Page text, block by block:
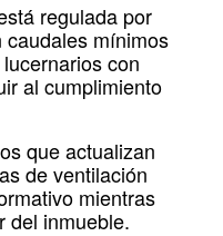
regulada por
mínimos
con
al cumplimiento
que actualizan
de ventilación
mientras
del inmueble.